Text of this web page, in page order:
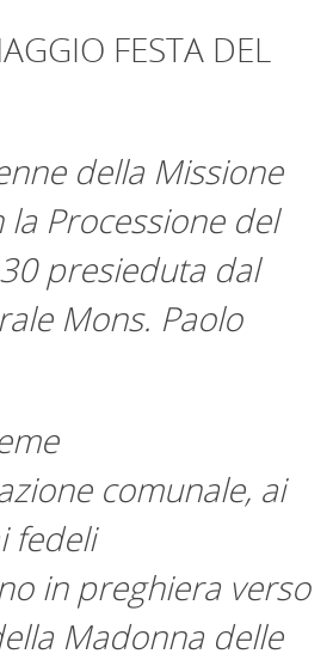
FESTA DEL
della Missione
Processione del
presieduta dal
Mons. Paolo
comunale, ai
fedeli
in preghiera verso
Madonna delle